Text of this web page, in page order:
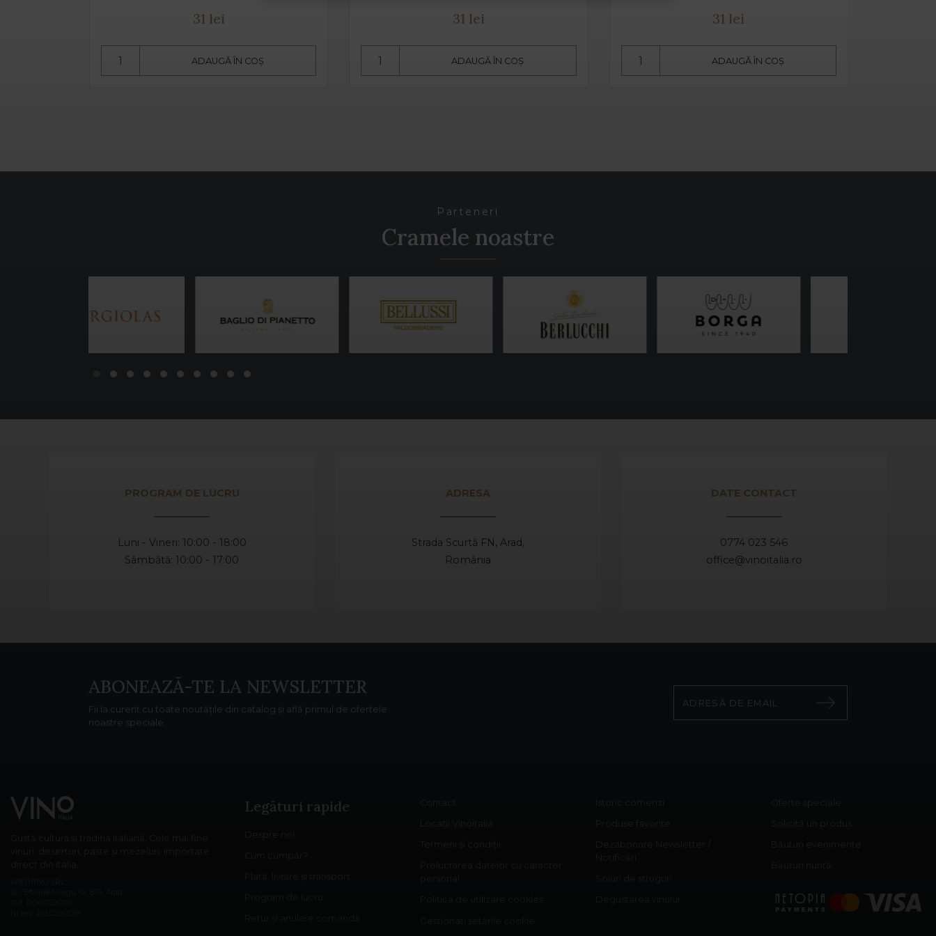
31 lei
ADAUGĂ ÎN COȘ
31 lei
ADAUGĂ ÎN COȘ
31 lei
ADAUGĂ ÎN COȘ
Parteneri
Cramele noastre
PROGRAM DE LUCRU
Luni - Vineri: 10:00 - 18:00
Sâmbătă: 10:00 - 17:00
ADRESA
Strada Scurtă FN, Arad,
România
DATE CONTACT
0774 023 546
office@vinoitalia.ro
ABONEAZĂ-TE LA NEWSLETTER
Fii la curent cu toate noutățile din catalog și află primul de ofertele
noastre speciale.
Legături rapide